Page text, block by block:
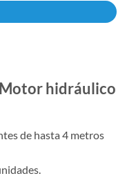
hidráulico
de hasta 4 metros